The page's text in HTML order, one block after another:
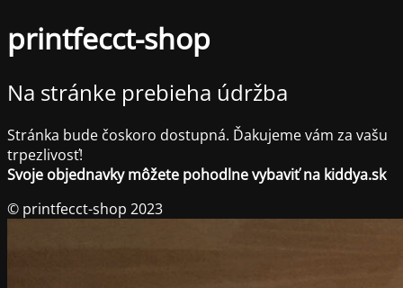
printfecct-shop
Na stránke prebieha údržba
Stránka bude čoskoro dostupná. Ďakujeme vám za vašu
trpezlivosť!
Svoje objednavky môžete pohodlne vybaviť na kiddya.sk
© printfecct-shop 2023